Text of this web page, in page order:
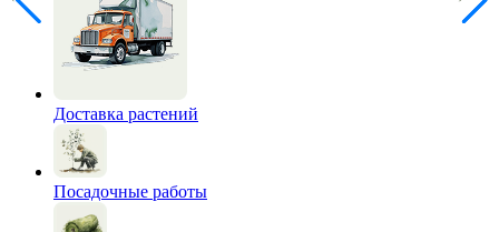
Доставка растений
Посадочные работы